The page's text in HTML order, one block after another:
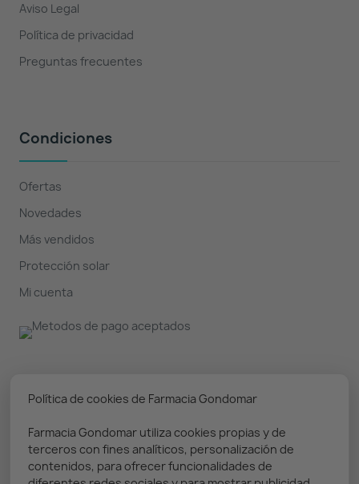
Aviso Legal
Política de privacidad
Preguntas frecuentes
Condiciones
Ofertas
Novedades
Más vendidos
Protección solar
Mi cuenta
Nuestro boletín
Puedes darte de baja en cualquier momento. Prometemos
solo enviar información relevante
Política de cookies de Farmacia Gondomar
Farmacia Gondomar utiliza cookies propias y de
terceros con fines analíticos, personalización de
contenidos, para ofrecer funcionalidades de